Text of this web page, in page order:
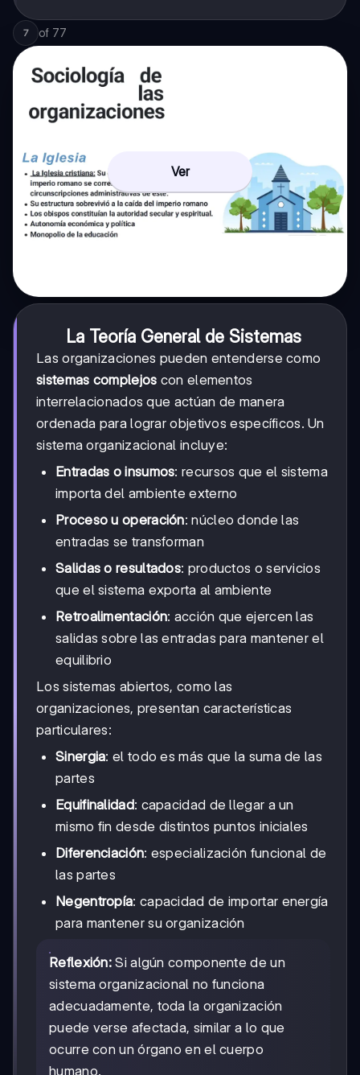
7 of 77
Ver
La Teoría General de Sistemas
Las organizaciones pueden entenderse como
sistemas complejos con elementos
interrelacionados que actúan de manera
ordenada para lograr objetivos específicos. Un
sistema organizacional incluye:
Entradas o insumos: recursos que el sistema
importa del ambiente externo
Proceso u operación: núcleo donde las
entradas se transforman
Salidas o resultados: productos o servicios
que el sistema exporta al ambiente
Retroalimentación: acción que ejercen las
salidas sobre las entradas para mantener el
equilibrio
Los sistemas abiertos, como las
organizaciones, presentan características
particulares:
Sinergia: el todo es más que la suma de las
partes
Equifinalidad: capacidad de llegar a un
mismo fin desde distintos puntos iniciales
Diferenciación: especialización funcional de
las partes
Negentropía: capacidad de importar energía
para mantener su organización
Reflexión: Si algún componente de un
sistema organizacional no funciona
adecuadamente, toda la organización
puede verse afectada, similar a lo que
ocurre con un órgano en el cuerpo
humano.